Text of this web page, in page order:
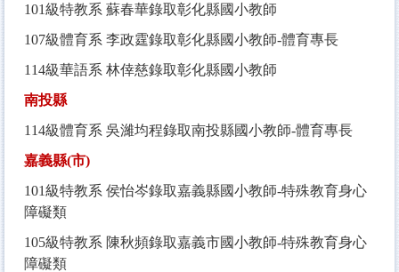
101級特教系 蘇春華錄取彰化縣國小教師
107級體育系 李政霆錄取彰化縣國小教師-體育專長
114級華語系 林倖慈錄取彰化縣國小教師
南投縣
114級體育系 吳濰均程錄取南投縣國小教師-體育專長
嘉義縣(市)
101級特教系 侯怡岑錄取嘉義縣國小教師-特殊教育身心
障礙類
105級特教系 陳秋頻錄取嘉義市國小教師-特殊教育身心
障礙類